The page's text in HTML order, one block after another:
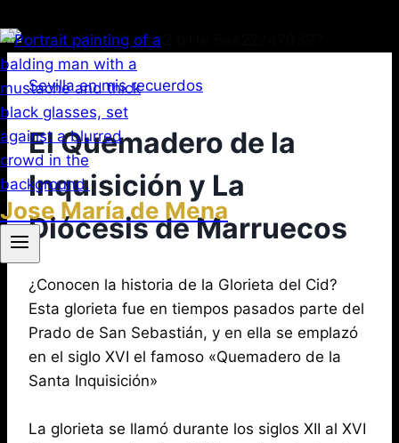
Saltar
al
contenido
Jose María de Mena
Sevilla en mis recuerdos
El Quemadero de la
Inquisición y La
Diócesis de Marruecos
PorJose
María
de
Mena
junio
1,
2021agosto
3,
2026
¿Conocen la historia de la Glorieta del Cid?
Esta glorieta fue en tiempos pasados parte del
Prado de San Sebastián, y en ella se emplazó
en el siglo XVI el famoso «Quemadero de la
Santa Inquisición»
La glorieta se llamó durante los siglos XII al XVI